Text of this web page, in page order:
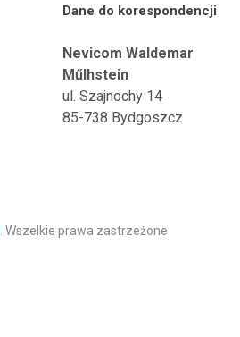
Dane do korespondencji
Nevicom Waldemar
Műlhstein
ul. Szajnochy 14
85-738 Bydgoszcz
Wszelkie prawa zastrzeżone